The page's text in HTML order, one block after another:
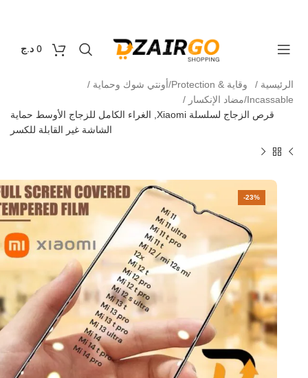
0
0 د.ج
الرئيسية
وقاية & Protection/أونتي شوك وحماية
Incassable/مضاد الإنكسار
قرص الزجاج لسلسلة Xiaomi, الغراء الكامل للزجاج الأوسط حماية
الشاشة غير القابلة للكسر
-23%